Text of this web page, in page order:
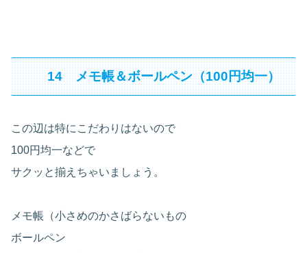
14 メモ帳＆ボールペン（100円均一）
この辺は特にこだわりはないので
100円均一などで
サクッと揃えちゃいましょう。
メモ帳（小さめのかさばらないもの
ボールペン